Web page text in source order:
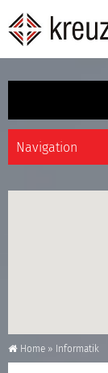
Home » Informatik